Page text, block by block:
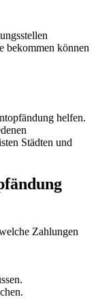
bekommen können
helfen.
Städten und
Zahlungen